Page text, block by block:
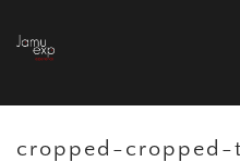
cropped-cropped-